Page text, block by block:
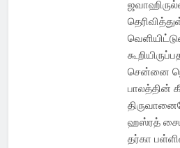
சென்னை
பாலத்தின்
ஹஸ்ரத்
தர்கா